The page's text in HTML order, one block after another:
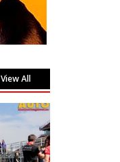
View All